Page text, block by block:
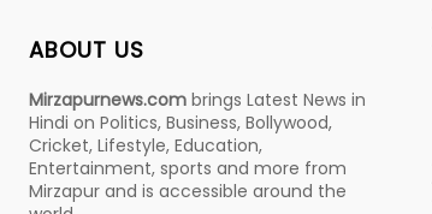
ABOUT US
Mirzapurnews.com brings Latest News in
Hindi on Politics, Business, Bollywood,
Cricket, Lifestyle, Education,
Entertainment, sports and more from
Mirzapur and is accessible around the